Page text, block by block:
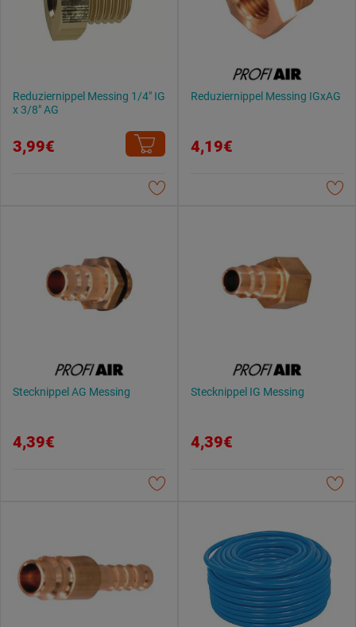
Reduziernippel Messing 1/4" IG
x 3/8" AG
3,99€
Reduziernippel Messing IGxAG
4,19€
Stecknippel AG Messing
4,39€
Stecknippel IG Messing
4,39€